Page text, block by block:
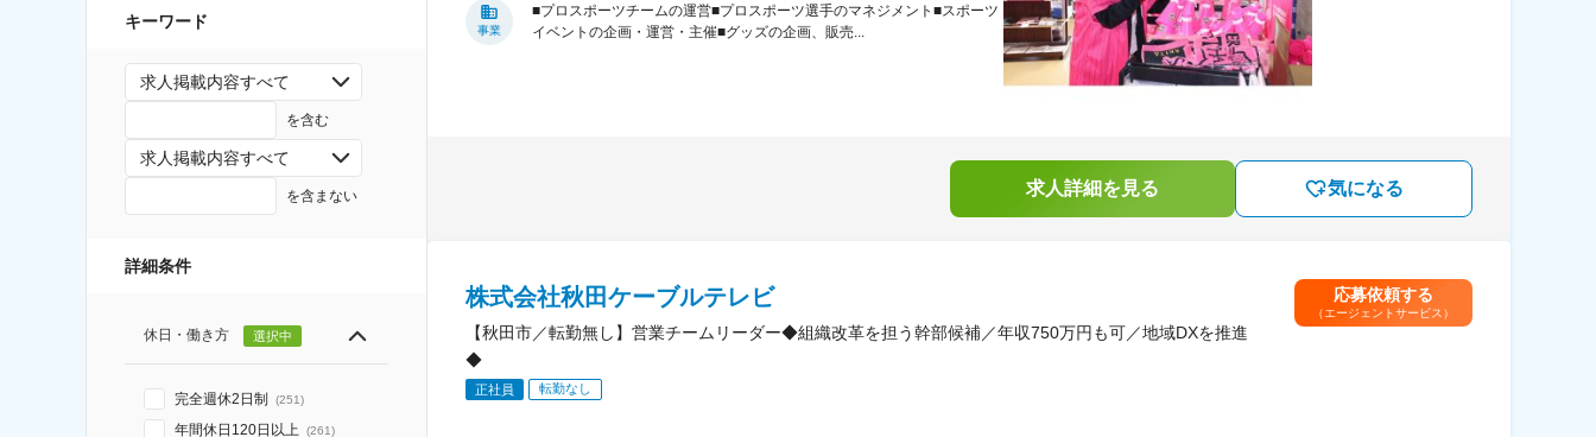
キーワード
求人掲載内容すべて
を含む
求人掲載内容すべて
を含まない
詳細条件
休日・働き方 選択中
完全週休2日制 (251)
年間休日120日以上 (261)
事業
■プロスポーツチームの運営■プロスポーツ選手のマネジメント■スポーツ
イベントの企画・運営・主催■グッズの企画、販売...
求人詳細を見る 気になる
株式会社秋田ケーブルテレビ
【秋田市／転勤無し】営業チームリーダー◆組織改革を担う幹部候補／年収750万円も可／地域DXを推進
◆
正社員 転勤なし
応募依頼する
（エージェントサービス）